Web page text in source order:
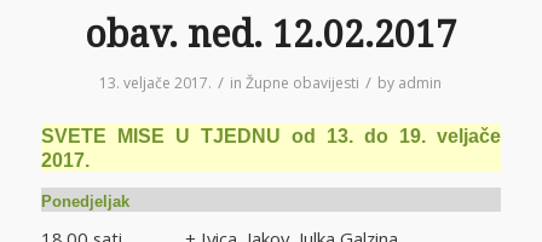
obav. ned. 12.02.2017
13. veljače 2017. / inŽupne obavijesti / by admin
SVETE MISE U TJEDNU od 13. do 19. veljače
2017.
Ponedjeljak